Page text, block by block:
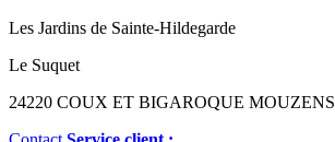
Les Jardins de Sainte-Hildegarde
Le Suquet
24220 COUX ET BIGAROQUE MOUZENS